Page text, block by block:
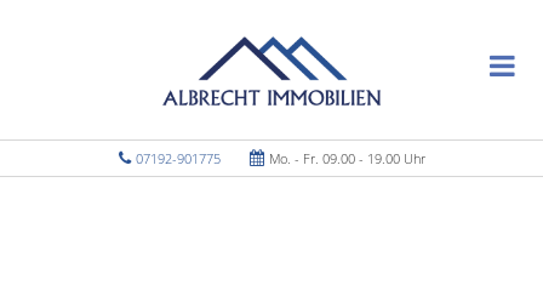
07192-901775 Mo. - Fr. 09.00 - 19.00 Uhr